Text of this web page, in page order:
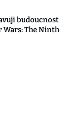
budoucnost
Wars: The Ninth